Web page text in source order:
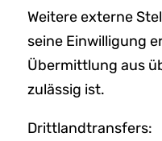
Weitere externe
seine Einwilligung
Übermittlung aus
zulässig ist.